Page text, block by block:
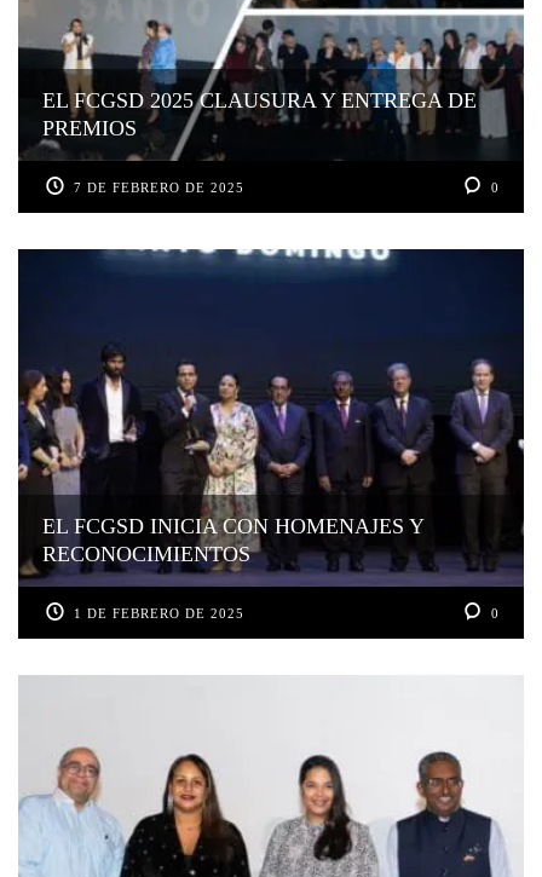
EL FCGSD 2025 CLAUSURA Y ENTREGA DE
PREMIOS
7 DE FEBRERO DE 2025 0
EL FCGSD INICIA CON HOMENAJES Y
RECONOCIMIENTOS
1 DE FEBRERO DE 2025 0